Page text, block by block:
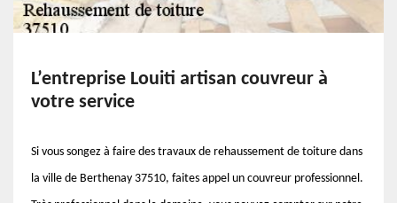
L’entreprise Louiti artisan couvreur à
votre service
Si vous songez à faire des travaux de rehaussement de toiture dans
la ville de Berthenay 37510, faites appel un couvreur professionnel.